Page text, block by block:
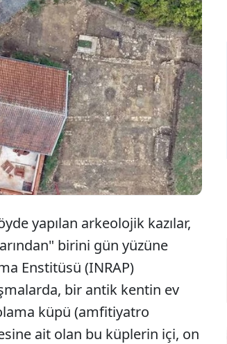
alanda yapılan çalışmalar
Alandaki arkeolojik
kumbaralar gün yüzüne
incelendiğinde ise bu
ortaya çıktı..
yapılan arkeolojik kazılar,
birini gün yüzüne
Enstitüsü (INRAP)
bir antik kentin ev
küpü (amfitiyatro
ait olan bu küplerin içi, on